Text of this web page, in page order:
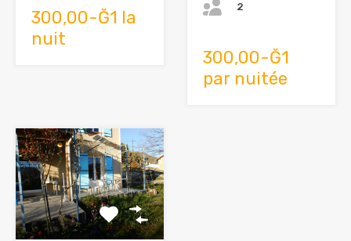
300,00-Ğ1 la
nuit
2
300,00-Ğ1
par nuitée